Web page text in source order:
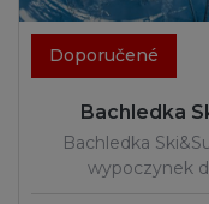
Doporučené
Bachledka
Bachledka
wypoczynek